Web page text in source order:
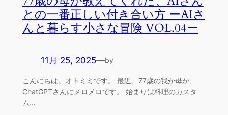
との一番正しい付き合い方 ーAIさ
んと暮らす小さな冒険 VOL.04ー
11月 25, 2025—by
こんにちは。オトミミです。 最近、77歳の我が母が、
ChatGPTさんにメロメロです。 始まりは料理のカスタ
ム…